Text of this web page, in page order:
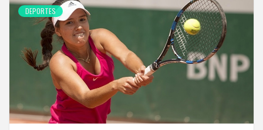
DEPORTES